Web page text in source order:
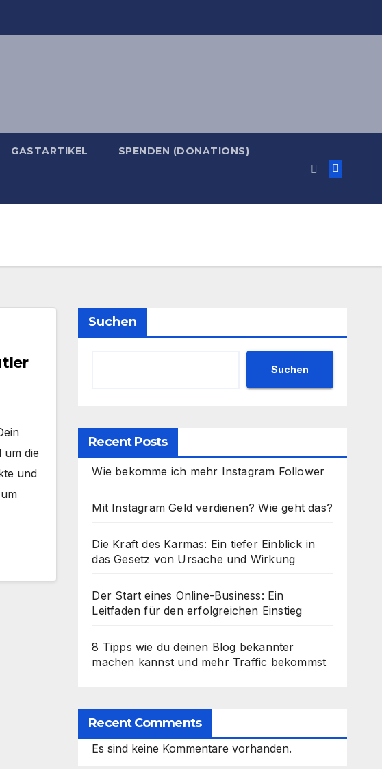
GASTARTIKEL SPENDEN (DONATIONS)
die
und
Suchen
Suchen
Recent Posts
Wie bekomme ich mehr Instagram Follower
Mit Instagram Geld verdienen? Wie geht das?
Die Kraft des Karmas: Ein tiefer Einblick in
das Gesetz von Ursache und Wirkung
Der Start eines Online-Business: Ein
Leitfaden für den erfolgreichen Einstieg
8 Tipps wie du deinen Blog bekannter
machen kannst und mehr Traffic bekommst
Recent Comments
Es sind keine Kommentare vorhanden.